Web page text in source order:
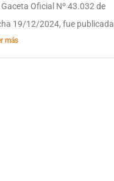
Gaceta Oficial Nº 43.032 de
19/12/2024, fue
más